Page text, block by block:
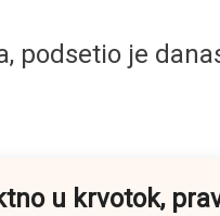
podsetio je
u krvotok,